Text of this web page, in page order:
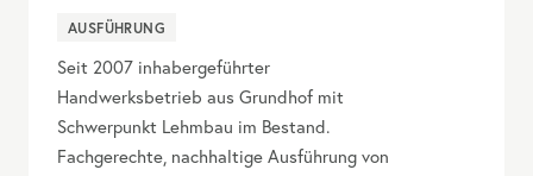
AUSFÜHRUNG
Seit 2007 inhabergeführter
Handwerksbetrieb aus Grundhof mit
Schwerpunkt Lehmbau im Bestand.
Fachgerechte, nachhaltige Ausführung von